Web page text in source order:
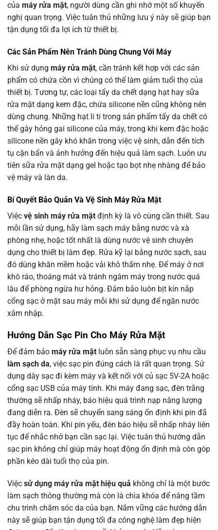
của máy rửa mặt, người dùng cần ghi nhớ một số khuyến
nghị quan trọng. Việc tuân thủ những lưu ý này sẽ giúp bạn
tận dụng tối đa lợi ích từ thiết bị.
Các Sản Phẩm Nên Tránh Dùng Chung Với Máy
Khi sử dụng máy rửa mặt, cần tránh kết hợp với các sản
phẩm có chứa cồn vì chúng có thể làm giảm tuổi thọ của
thiết bị. Tương tự, các loại tẩy da chết dạng hạt hay sữa
rửa mặt dạng kem đặc, chứa silicone nền cũng không nên
dùng chung. Những hạt li ti trong sản phẩm tẩy da chết có
thể gây hỏng gai silicone của máy, trong khi kem đặc hoặc
silicone nền gây khó khăn trong việc vệ sinh, dẫn đến tích
tụ cặn bẩn và ảnh hưởng đến hiệu quả làm sạch. Luôn ưu
tiên sữa rửa mặt dạng gel hoặc tạo bọt nhẹ nhàng để bảo
vệ máy và làn da.
Bí Quyết Bảo Quản Và Vệ Sinh Máy Rửa Mặt
Việc vệ sinh máy rửa mặt định kỳ là vô cùng cần thiết. Sau
mỗi lần sử dụng, hãy làm sạch máy bằng nước và xà
phòng nhẹ, hoặc tốt nhất là dùng nước vệ sinh chuyên
dụng cho thiết bị làm đẹp. Rửa kỹ lại bằng nước sạch, sau
đó dùng khăn mềm hoặc vải khô thấm nhẹ. Để máy ở nơi
khô ráo, thoáng mát và tránh ngâm máy trong nước quá
lâu để phòng ngừa hư hỏng. Đảm bảo luôn bịt kín nắp
cổng sạc ở mặt sau máy mỗi khi sử dụng để ngăn nước
xâm nhập.
Hướng Dẫn Sạc Pin Cho Máy Rửa Mặt
Để đảm bảo máy rửa mặt luôn sẵn sàng phục vụ nhu cầu
làm sạch da, việc sạc pin đúng cách là rất quan trọng. Sử
dụng dây sạc đi kèm máy và kết nối với củ sạc 5V-2A hoặc
cổng sạc USB của máy tính. Khi máy đang sạc, đèn trắng
thường sẽ nhấp nháy, báo hiệu quá trình nạp năng lượng
đang diễn ra. Đèn sẽ chuyển sang sáng ổn định khi pin đã
đầy hoàn toàn. Khi pin yếu, đèn báo hiệu sẽ nhấp nháy liên
tục để nhắc nhở bạn cần sạc lại. Việc tuân thủ hướng dẫn
sạc pin không chỉ giúp máy hoạt động ổn định mà còn góp
phần kéo dài tuổi thọ của pin.
Việc sử dụng máy rửa mặt hiệu quả không chỉ là một bước
làm sạch thông thường mà còn là chìa khóa để nâng tầm
chu trình chăm sóc da của bạn. Nắm vững các hướng dẫn
này sẽ giúp bạn tận dụng tối đa công nghệ làm đẹp hiện